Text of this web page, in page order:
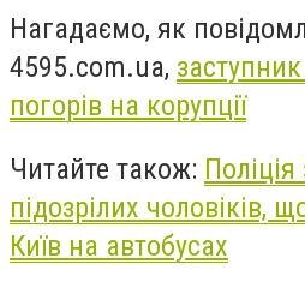
Нагадаємо, як
4595.com.ua,
погорів на корупції
Читайте також:
підозрілих чоловіків,
Київ на автобусах